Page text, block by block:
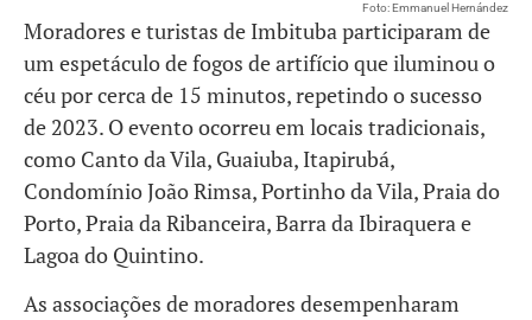
Foto: Emmanuel Hernández
Moradores e turistas de Imbituba participaram de
um espetáculo de fogos de artifício que iluminou o
céu por cerca de 15 minutos, repetindo o sucesso
de 2023. O evento ocorreu em locais tradicionais,
como Canto da Vila, Guaiuba, Itapirubá,
Condomínio João Rimsa, Portinho da Vila, Praia do
Porto, Praia da Ribanceira, Barra da Ibiraquera e
Lagoa do Quintino.
As associações de moradores desempenharam